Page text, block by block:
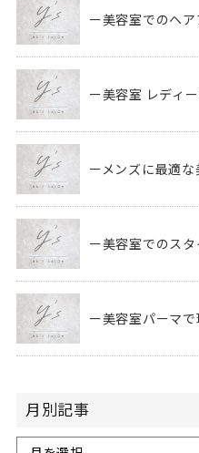
ー美容室でのヘ
ー美容室 レディ
ーメンズに最適
ー美容室でのス
ー美容室パーマ
月別記事